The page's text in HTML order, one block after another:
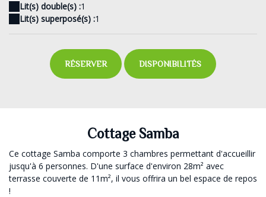
Lit(s) double(s) :1
Lit(s) superposé(s) :1
RÉSERVER DISPONIBILITÉS
Cottage Samba
Ce cottage Samba comporte 3 chambres permettant d'accueillir
jusqu'à 6 personnes. D'une surface d'environ 28m² avec
terrasse couverte de 11m², il vous offrira un bel espace de repos
!